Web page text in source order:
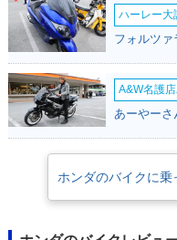
ハーレー
フォルツ
A&W名護
あーやー
ホンダのバイクに乗